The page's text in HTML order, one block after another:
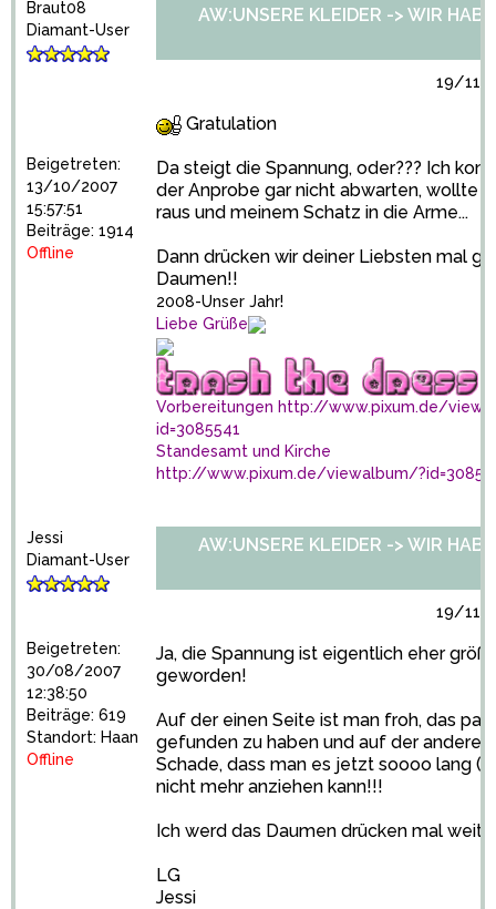
Braut08
Diamant-User
Beigetreten:
13/10/2007
15:57:51
Beiträge: 1914
Offline
AW:UNSERE KLEIDER -> WIR
19/11/
Gratulation
Da steigt die Spannung, oder??? Ich
der Anprobe gar nicht abwarten, wollte
raus und meinem Schatz in die Arme...
Dann drücken wir deiner Liebsten mal
Daumen!!
2008-Unser Jahr!
Liebe Grüße
Vorbereitungen http://www.pixum.de/
id=3085541
Standesamt und Kirche
http://www.pixum.de/viewalbum/
Jessi
Diamant-User
Beigetreten:
30/08/2007
12:38:50
Beiträge: 619
Standort: Haan
Offline
AW:UNSERE KLEIDER -> WIR
19/11/
Ja, die Spannung ist eigentlich eher
geworden!
Auf der einen Seite ist man froh, das
gefunden zu haben und auf der anderen
Schade, dass man es jetzt soooo lang
nicht mehr anziehen kann!!!
Ich werd das Daumen drücken mal
LG
Jessi